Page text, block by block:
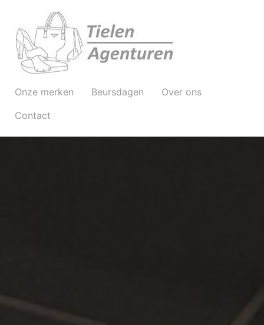
Onze merken Beursdagen
Over ons
Contact